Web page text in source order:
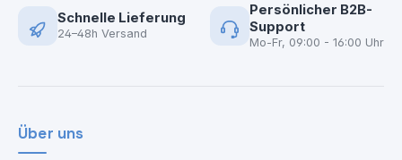
Schnelle Lieferung
24–48h Versand
Persönlicher B2B-
Support
Mo-Fr, 09:00 - 16:00 Uhr
Über uns